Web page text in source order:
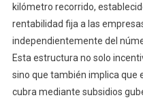
kilómetro recorrido,
rentabilidad fija a las
independientemente del
Esta estructura no solo
sino que también implica que
cubra mediante subsidios